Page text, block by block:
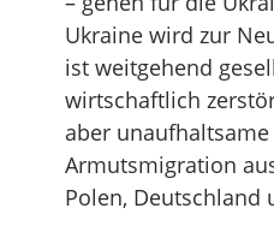
Ukraine wird zur
ist weitgehend
wirtschaftlich
aber
Armutsmigration
Polen, Deutschland